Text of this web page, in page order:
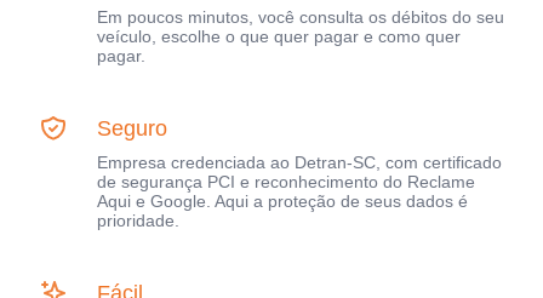
Em poucos minutos, você consulta os débitos do seu
veículo, escolhe o que quer pagar e como quer
pagar.
Seguro
Empresa credenciada ao Detran-SC, com certificado
de segurança PCI e reconhecimento do Reclame
Aqui e Google. Aqui a proteção de seus dados é
prioridade.